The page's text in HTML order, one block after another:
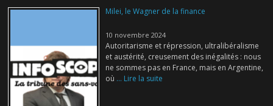
Milei, le Wagner de la finance
10 novembre 2024
Autoritarisme et répression, ultralibéralisme
et austérité, creusement des inégalités : nous
ne sommes pas en France, mais en Argentine,
où ... Lire la suite